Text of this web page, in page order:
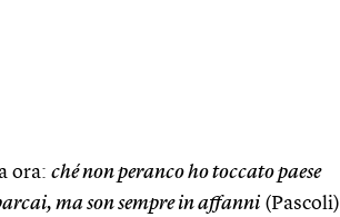
ora: ché non peranco ho toccato paese
ma son sempre in affanni (Pascoli)